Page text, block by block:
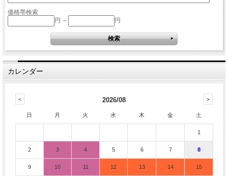
価格帯検索
円 ～
円
カレンダー
2026/08
日 月 火 水 木 金 土
1
2 3 4 5 6 7 8
9 10 11 12 13 14 15